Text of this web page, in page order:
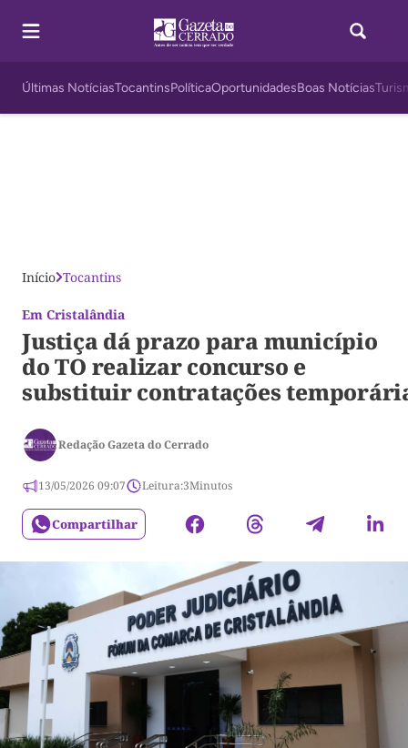
Últimas NotíciasTocantinsPolíticaOportunidadesBoas Notícias
Início Tocantins
Em Cristalândia
Justiça dá prazo para município
do TO realizar concurso e
substituir contratações
Redação Gazeta do Cerrado
13/05/2026 09:07 Leitura:3Minutos
Compartilhar